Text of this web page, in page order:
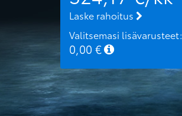
Laske rahoitus
Valitsemasi lisävarusteet:
0,00 €